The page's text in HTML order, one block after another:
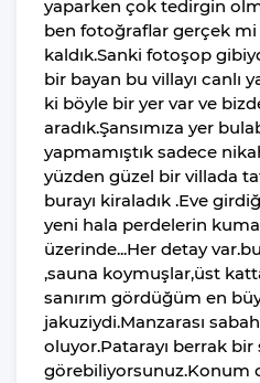
Sauna
Jakuzili Isıtmalı
Kapalı Havuz
Masa Tenisi
Genel
Çamaşır Makinesi
Saç Kurutma
Makinesi
Ütü
Ütü Masası
Nevresimler
yaparken çok tedirgin
ben fotoğraflar gerçek mi
kaldık.Sanki fotoşop
bir bayan bu villayı canlı
ki böyle bir yer var ve
aradık.Şansımıza yer
yapmamıştık sadece
yüzden güzel bir villada
burayı kiraladık .Eve
yeni hala perdelerin
üzerinde...Her detay
,sauna koymuşlar,üst
sanırım gördüğüm en
jakuziydi.Manzarası
oluyor.Patarayı berrak
görebiliyorsunuz.Konum